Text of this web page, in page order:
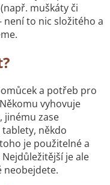
muškáty či
není to nic složitého a
a potřeb pro
vyhovuje
jinému zase
někdo
je použitelné a
je ale
neobejdete.